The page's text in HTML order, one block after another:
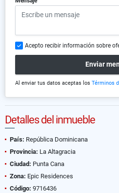
Acepto recibir información sobre
Enviar
Al enviar tus datos aceptas los Términos
Detalles del inmueble
País: República Dominicana
Provincia: La Altagracia
Ciudad: Punta Cana
Zona: Epic Residences
Código: 9716436